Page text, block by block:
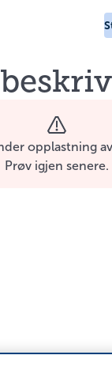
opplastning
Prøv igjen senere.